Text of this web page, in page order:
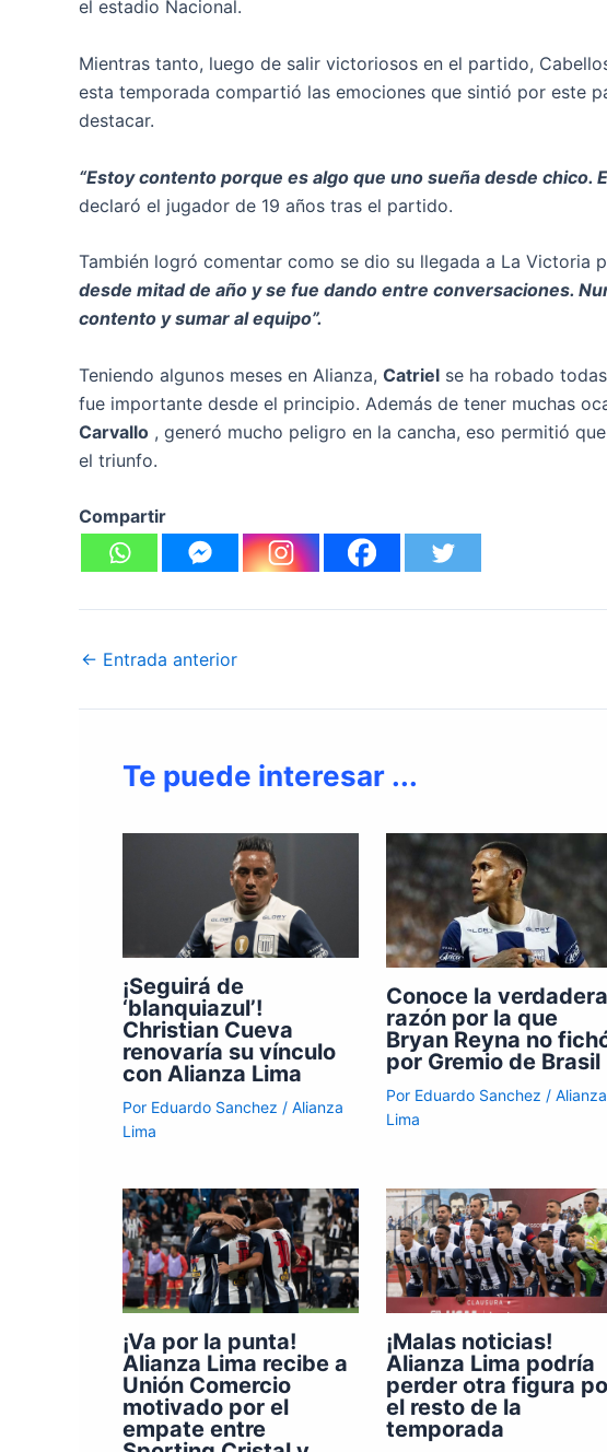
el estadio Nacional.
Mientras tanto, luego de salir victoriosos en el partido,
esta temporada compartió las emociones que sintió por este
destacar.
“Estoy contento porque es algo que uno sueña desde chico.
declaró el jugador de 19 años tras el partido.
También logró comentar como se dio su llegada a La Victoria
desde mitad de año y se fue dando entre conversaciones.
contento y sumar al equipo”.
Teniendo algunos meses en Alianza, Catriel se ha robado
fue importante desde el principio. Además de tener muchas
Carvallo , generó mucho peligro en la cancha, eso permitió
el triunfo.
Compartir
← Entrada anterior
Te puede interesar ...
¡Seguirá de
‘blanquiazul’!
Christian Cueva
renovaría su vínculo
con Alianza Lima
Por Eduardo Sanchez / Alianza
Lima
Conoce la verdadera
razón por la que
Bryan Reyna no
por Gremio de Brasil
Por Eduardo Sanchez /Alianza
Lima
¡Va por la punta!
Alianza Lima recibe a
Unión Comercio
motivado por el
empate entre
¡Malas noticias!
Alianza Lima podría
perder otra figura
el resto de la
temporada